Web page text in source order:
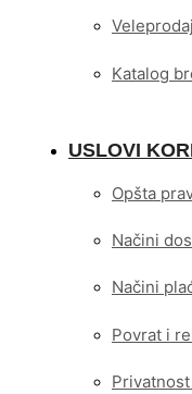
Katalog
USLOVI
Opšta
Načini
Načini
Povrat i